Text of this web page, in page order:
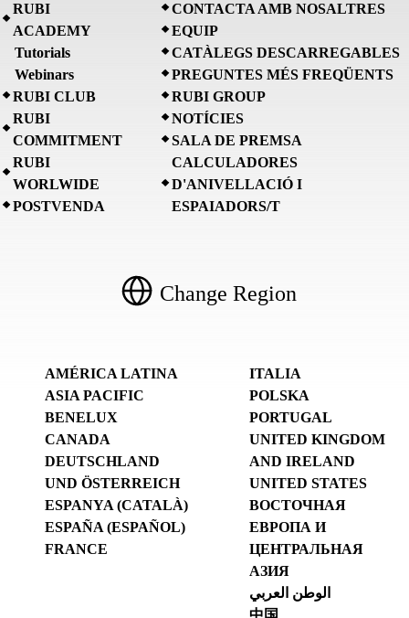
RUBI
ACADEMY
Tutorials
Webinars
RUBI CLUB
RUBI
COMMITMENT
RUBI
WORLWIDE
POSTVENDA
CONTACTA AMB NOSALTRES
EQUIP
CATÀLEGS DESCARREGABLES
PREGUNTES MÉS FREQÜENTS
RUBI GROUP
NOTÍCIES
SALA DE PREMSA
CALCULADORES
D'ANIVELLACIÓ I
ESPAIADORS/T
Change Region
AMÉRICA LATINA
ASIA PACIFIC
BENELUX
CANADA
DEUTSCHLAND
UND ÖSTERREICH
ESPANYA (CATALÀ)
ESPAÑA (ESPAÑOL)
FRANCE
ITALIA
POLSKA
PORTUGAL
UNITED KINGDOM
AND IRELAND
UNITED STATES
ВОСТОЧНАЯ
ЕВРОПА И
ЦЕНТРАЛЬНАЯ
АЗИЯ
الوطن العربي
中国